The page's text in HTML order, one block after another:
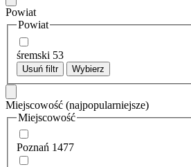
Powiat
Powiat
śremski 53
Usuń filtr Wybierz
Miejscowość (najpopularniejsze)
Miejscowość
Poznań 1477